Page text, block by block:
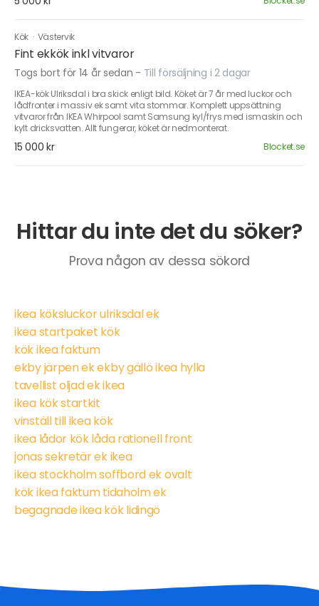
Kök · Västervik
Fint ekkök inkl vitvaror
Togs bort för 14 år sedan - Till försäljning i 2 dagar
IKEA-kök Ulriksdal i bra skick enligt bild. Köket är 7 år med luckor och
lådfronter i massiv ek samt vita stommar. Komplett uppsättning
vitvaror från IKEA Whirpool samt Samsung kyl/frys med ismaskin och
kylt dricksvatten. Allt fungerar, köket är nedmonterat.
15 000 kr Blocket.se
Hittar du inte det du söker?
Prova någon av dessa sökord
ikea köksluckor ulriksdal ek
ikea startpaket kök
kök ikea faktum
ekby järpen ek ekby gällö ikea hylla
tavellist oljad ek ikea
ikea kök startkit
vinställ till ikea kök
ikea lådor kök låda rationell front
jonas sekretär ek ikea
ikea stockholm soffbord ek ovalt
kök ikea faktum tidaholm ek
begagnade ikea kök lidingö